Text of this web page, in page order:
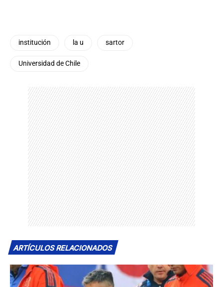
institución la u sartor
Universidad de Chile
ARTÍCULOS RELACIONADOS